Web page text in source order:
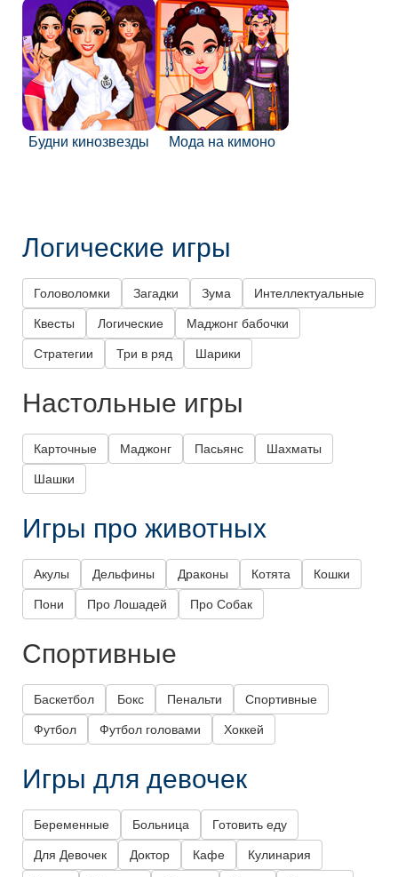
Будни кинозвезды Мода на кимоно
Логические игры
Головоломки Загадки Зума Интеллектуальные
Квесты Логические Маджонг бабочки
Стратегии Три в ряд Шарики
Настольные игры
Карточные Маджонг Пасьянс Шахматы
Шашки
Игры про животных
Акулы Дельфины Драконы Котята Кошки
Пони Про Лошадей Про Собак
Спортивные
Баскетбол Бокс Пенальти Спортивные
Футбол Футбол головами Хоккей
Игры для девочек
Беременные Больница Готовить еду
Для Девочек Доктор Кафе Кулинария